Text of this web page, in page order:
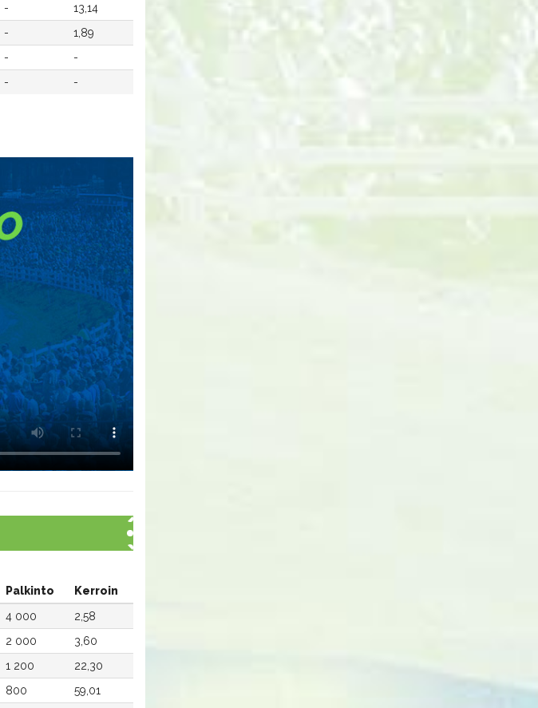
-
13,14
-
1,89
-
-
- -
Palkinto
Kerroin
4 000
2,58
2 000
3,60
1 200
22,30
800
59,01